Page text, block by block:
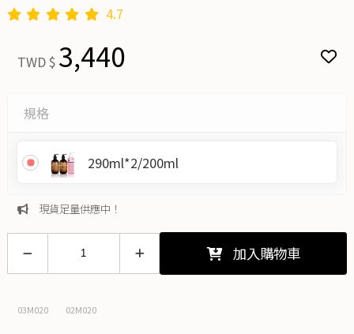
4.7
TWD $ 3,440
規格
290ml*2/200ml
現貨足量供應中！
加入購物車
03M020 02M020